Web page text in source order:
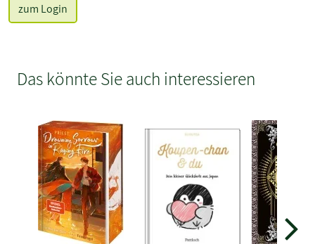
zum Login
Das könnte Sie auch interessieren